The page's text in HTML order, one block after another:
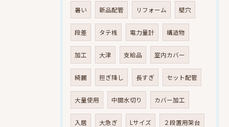
暑い 新品配管 リフォーム 壁穴
段差 タテ桟 電力量計 構造物
加工 大津 支給品 室内カバー
綺麗 担ぎ降し 長すぎ セット配管
大量使用 中間水切り カバー加工
入居 大急ぎ Lサイズ ２段置用架台